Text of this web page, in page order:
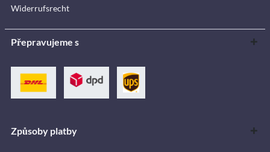
Widerrufsrecht
Přepravujeme s
Způsoby platby